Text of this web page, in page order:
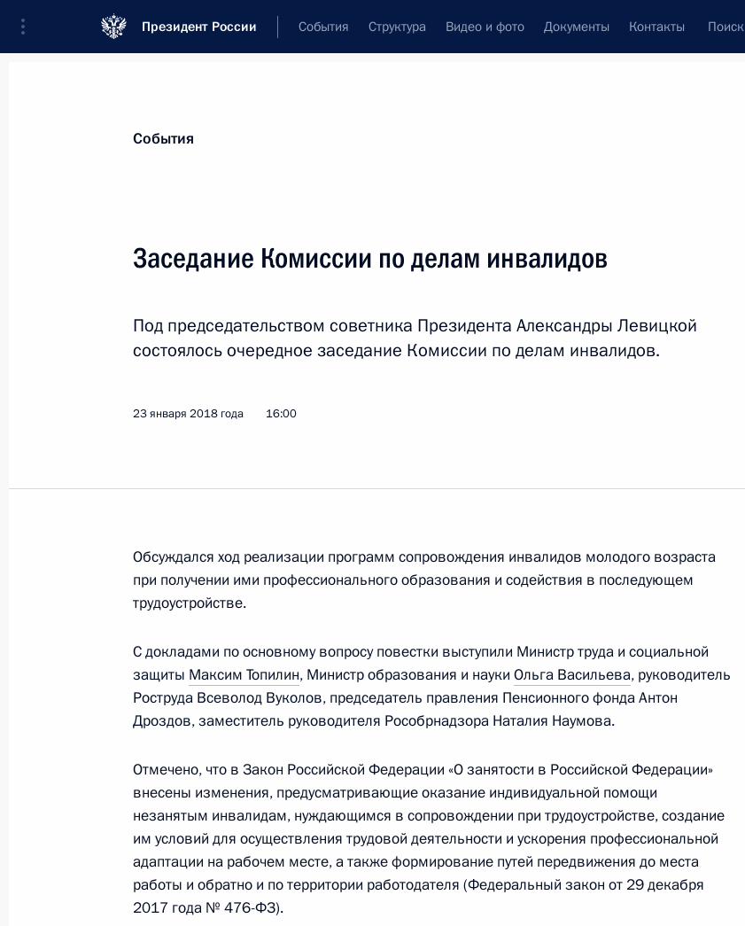
Президент России События Структура Видео и фото Документы Контакты Поиск
Лента событий Подписаться на ленту
Заседание Совета по межнациональным отношениям
в сфере защиты семьи и детей
4 июля 2019 года, 17:00
Встреча с Министром просвещения Ольгой Васильевой
21 мая 2019 года, 12:30
Встреча с главой Минпросвещения Ольгой Васильевой
31 января 2019 года, 15:10
Совещание с членами Правительства
28 ноября 2018 года, 17:00
События
Заседание Комиссии по делам инвалидов
Под председательством советника Президента Александры Левицкой
состоялось очередное заседание Комиссии по делам инвалидов.
23 января 2018 года 16:00
Обсуждался ход реализации программ сопровождения инвалидов молодого возраста
при получении ими профессионального образования и содействия в последующем
трудоустройстве.
С докладами по основному вопросу повестки выступили Министр труда и социальной
защиты Максим Топилин, Министр образования и науки Ольга Васильева, руководитель
Роструда Всеволод Вуколов, председатель правления Пенсионного фонда Антон
Дроздов, заместитель руководителя Рособрнадзора Наталия Наумова.
Отмечено, что в Закон Российской Федерации «О занятости в Российской Федерации»
внесены изменения, предусматривающие оказание индивидуальной помощи
незанятым инвалидам, нуждающимся в сопровождении при трудоустройстве, создание
им условий для осуществления трудовой деятельности и ускорения профессиональной
адаптации на рабочем месте, а также формирование путей передвижения до места
работы и обратно и по территории работодателя (Федеральный закон от 29 декабря
2017 года № 476-ФЗ).